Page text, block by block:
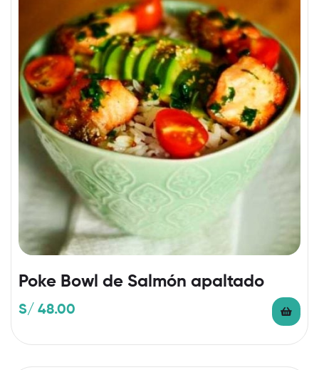
Poke Bowl de Salmón apaltado
S/ 48.00